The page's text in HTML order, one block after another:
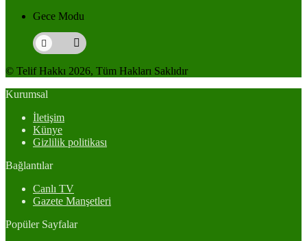
Gece Modu
© Telif Hakkı 2026, Tüm Hakları Saklıdır
Kurumsal
İletişim
Künye
Gizlilik politikası
Bağlantılar
Canlı TV
Gazete Manşetleri
Popüler Sayfalar